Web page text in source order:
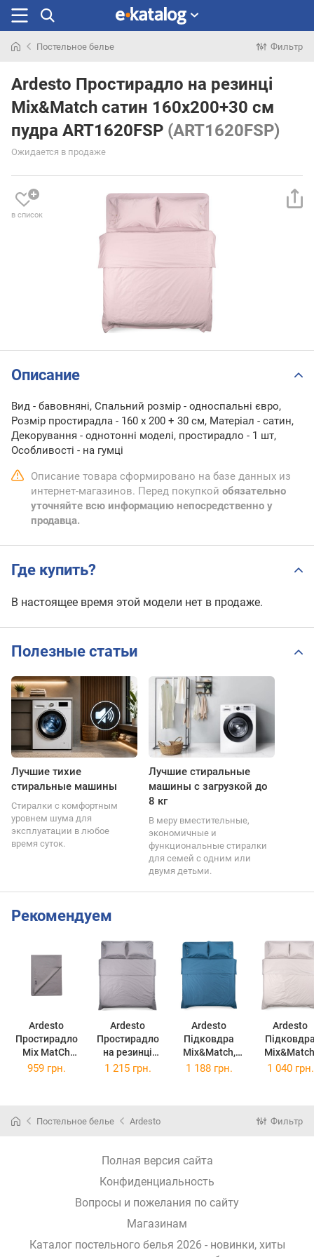
раньше
Постельное белье Фильтр
Ardesto Простирадло на резинці
Mix&Match сатин 160х200+30 см
пудра ART1620FSP (ART1620FSP)
Ожидается в продаже
в список
Описание
Вид - бавовняні, Спальний розмір - односпальні євро,
Розмір простирадла - 160 х 200 + 30 см, Матеріал - сатин,
Декорування - однотонні моделі, простирадло - 1 шт,
Особливості - на гумці
Описание товара сформировано на базе данных из
интернет-магазинов. Перед покупкой обязательно
уточняйте всю информацию непосредственно у
продавца.
Где купить?
В настоящее время этой модели нет в продаже.
Полезные статьи
Лучшие тихие
стиральные машины
Стиралки с комфортным
уровнем шума для
эксплуатации в любое
время суток.
Лучшие стиральные
машины с загрузкой до
8 кг
В меру вместительные,
экономичные и
функциональные стиралки
для семей с одним или
двумя детьми.
Рекомендуем
Ardesto
Простирадло
Mix MatСh
ART-1824-FSD
Ardesto
Простирадло
на резинці
Mix&Match,
ART1820DVD
Ardesto
Підковдра
Mix&Match,
160х220см,
Ardesto
959 грн. 1 215 грн. 1 188 грн. 1 040 грн.
Постельное белье Ardesto Фильтр
Полная версия сайта
Конфиденциальность
Вопросы и пожелания по сайту
Магазинам
Каталог постельного белья 2026 - новинки, хиты